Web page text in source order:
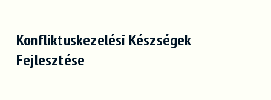
Konfliktuskezelési Készségek
Fejlesztése